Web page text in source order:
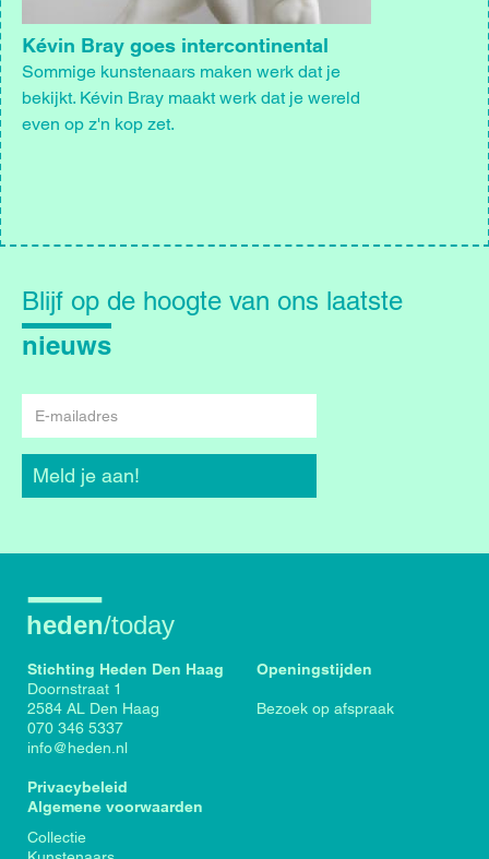
Kévin Bray goes intercontinental
Sommige kunstenaars maken werk dat je
bekijkt. Kévin Bray maakt werk dat je wereld
even op z'n kop zet.
op
de
hoogte
Blijf op de hoogte van ons laatste
nieuws
mailadres
Meld je aan!
Stichting Heden Den Haag
Doornstraat 1
2584 AL Den Haag
070 346 5337
info@heden.nl
Privacybeleid
Algemene voorwaarden
Openingstijden
Bezoek op afspraak
Voet
Collectie